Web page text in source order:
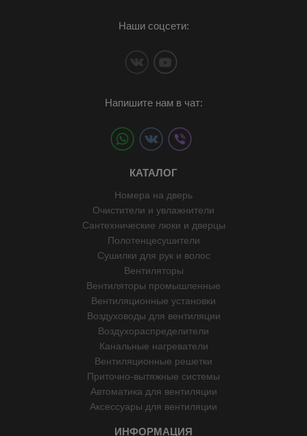
Наши соцсети:
Напишите нам в чат:
КАТАЛОГ
Номера на дверь
Очистители и увлажнители
Сантехнические люки и дверцы
Полотенцесушители
Сушилки для рук и волос
Вентиляторы
Вентиляторы промышленные
Вентиляционные установки
Воздуховоды для вентиляции
Воздухораспределители
Канальные нагреватели
Вентиляционные решетки
Приточно-вытяжные системы
Автоматика для вентиляции
Аксессуары для вентиляции
ИНФОРМАЦИЯ